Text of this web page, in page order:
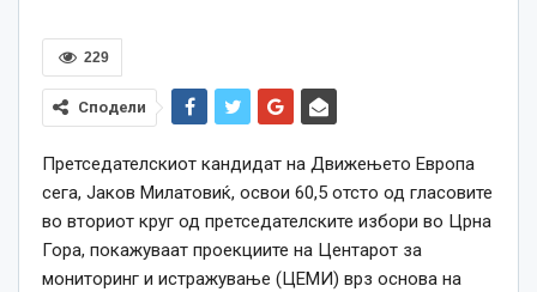
229
Сподели
Претседателскиот кандидат на Движењето Европа
сега, Јаков Милатовиќ, освои 60,5 отсто од гласовите
во вториот круг од претседателските избори во Црна
Гора, покажуваат проекциите на Центарот за
мониторинг и истражување (ЦЕМИ) врз основа на